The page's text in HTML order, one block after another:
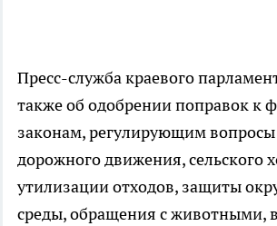
Пресс-служба краевого
также об одобрении поправок к
законам, регулирующим вопросы
дорожного движения, сельского
утилизации отходов, защиты
среды, обращения с животными,